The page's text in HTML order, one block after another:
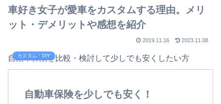
車好き女子が愛車をカスタムする理由。メリ
ット・デメリットや感想を紹介
2019.11.16 2023.11.08
カスタム・DIY
自動車保険を比較・検討して少しでも安くしたい方
自動車保険を少しでも安く！